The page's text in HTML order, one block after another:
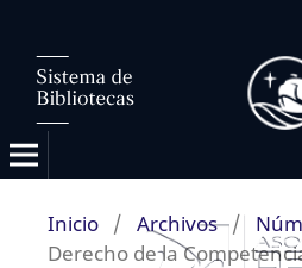
Inicio / Archivos /
Derecho de la